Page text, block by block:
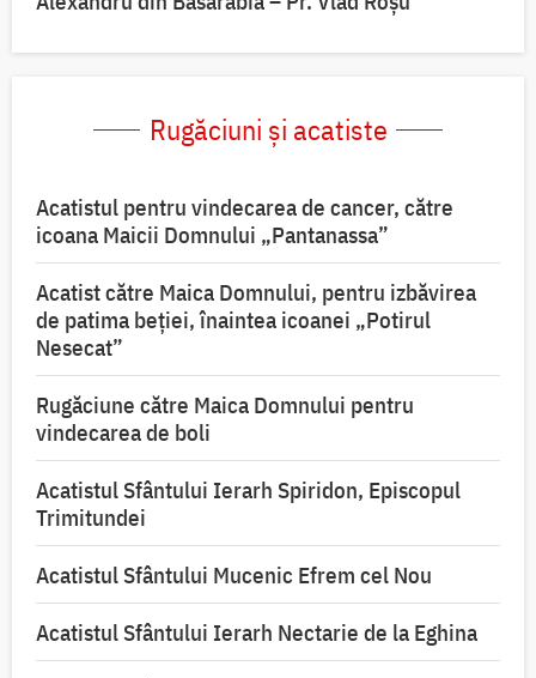
Rugăciuni și acatiste
Acatistul pentru vindecarea de cancer, către
icoana Maicii Domnului „Pantanassa”
Acatist către Maica Domnului, pentru izbăvirea
de patima beției, înaintea icoanei „Potirul
Nesecat”
Rugăciune către Maica Domnului pentru
vindecarea de boli
Acatistul Sfântului Ierarh Spiridon, Episcopul
Trimitundei
Acatistul Sfântului Mucenic Efrem cel Nou
Acatistul Sfântului Ierarh Nectarie de la Eghina